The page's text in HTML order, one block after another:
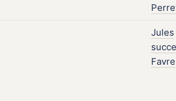
Jules
Favre